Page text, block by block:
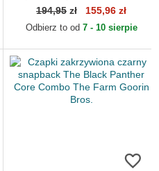
Authentic On Field Game
Chicago White Sox MLB New
194,95 zł 155,96 zł
Odbierz to od 7 - 10 sierpie